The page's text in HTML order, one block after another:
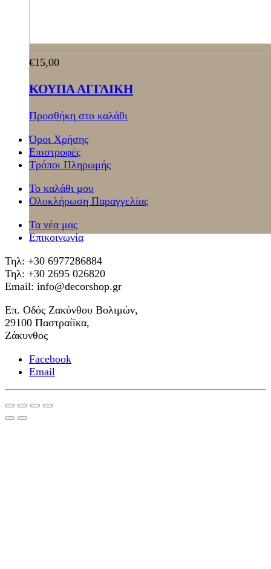
€15,00
ΚΟΥΠΑ ΑΓΓΛΙΚΗ
Προσθήκη στο καλάθι
Όροι Χρήσης
Επιστροφές
Τρόποι Πληρωμής
Το καλάθι μου
Ολοκλήρωση Παραγγελίας
Τα νέα μας
Επικοινωνία
Τηλ: +30 6977286884
Τηλ: +30 2695 026820
Email: info@decorshop.gr
Επ. Οδός Ζακύνθου Βολιμών,
29100 Παστραίϊκα,
Ζάκυνθος
Facebook
Email